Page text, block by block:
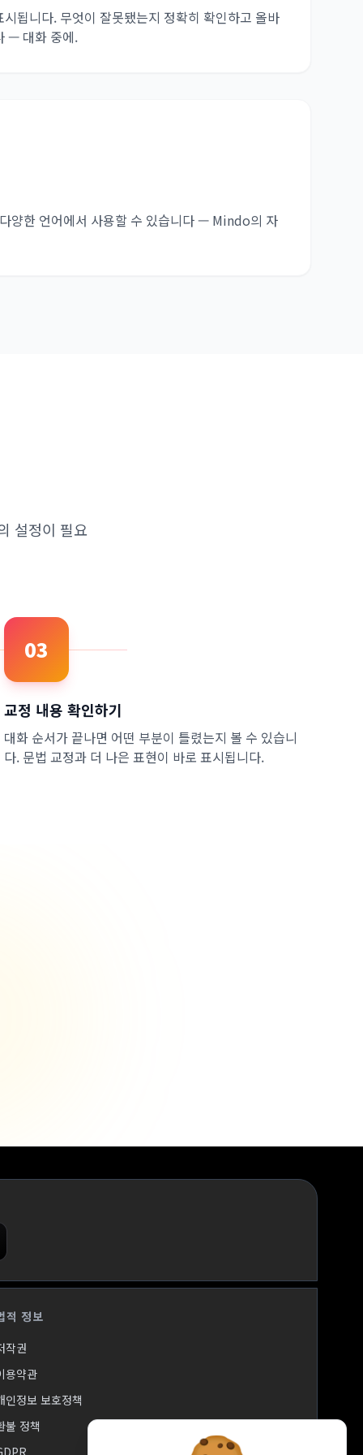
됩니다. 무엇이 잘못됐는지 정확히 확인하고 올바
— 대화 중에.
양한 언어에서 사용할 수 있습니다 — Mindo의 자
설정이 필요
03
교정 내용 확인하기
대화 순서가 끝나면 어떤 부분이 틀렸는지 볼 수 있습니
다. 문법 교정과 더 나은 표현이 바로 표시됩니다.
적 정보
작권
용약관
인정보 보호정책
불 정책